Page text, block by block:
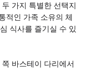
가지 특별한 선택지
적인 가족 소유의 체
식사를 즐기실 수 있
바스테이 다리에서